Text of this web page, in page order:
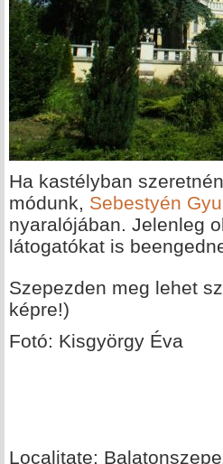
Ha kastélyban
módunk, Sebestyén
nyaralójában. Jelenleg
látogatókat is
Szepezden meg lehet
képre!)
Fotó: Kisgyörgy Éva
Localitate: